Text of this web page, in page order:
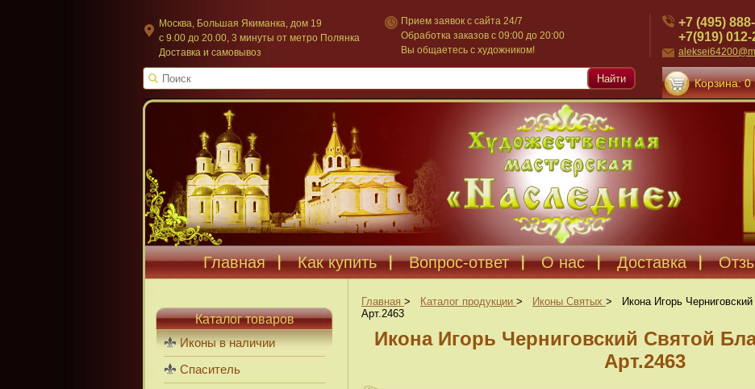
Москва, Большая Якиманка, дом 19
c 9.00 до 20.00, 3 минуты от метро Полянка
Доставка и самовывоз
Прием заявок с сайта 24/7
Обработка заказов с 09:00 до 20:00
Вы общаетесь с художником!
+7 (495)
+7(919) 012-
Корзина: 0
Найти
Главная Как купить Вопрос-ответ О нас Доставка
Главная > Каталог продукции > Иконы Святых >
Икона Игорь
Арт.2463
Икона Игорь Черниговский Святой
Арт.2463
Каталог товаров
Иконы в наличии
Спаситель